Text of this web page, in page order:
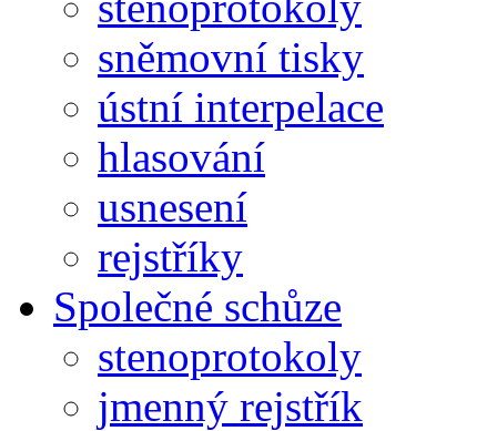
sněmovní tisky
ústní interpelace
hlasování
usnesení
rejstříky
Společné schůze
stenoprotokoly
jmenný rejstřík